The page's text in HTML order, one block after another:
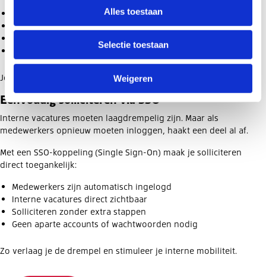
Alles toestaan
Selectie toestaan
Weigeren
Geven medewerkers aan waar hun interesse ligt
Bouw je een overzicht van potentieel binnen je organisatie
Kun je sneller schakelen bij nieuwe kansen
Match je medewerkers proactief met passende functies
Je wacht niet tot iemand solliciteert, maar denkt vooruit.
Eenvoudig solliciteren via SSO
Interne vacatures moeten laagdrempelig zijn. Maar als
medewerkers opnieuw moeten inloggen, haakt een deel al af.
Met een SSO-koppeling (Single Sign-On) maak je solliciteren
direct toegankelijk:
Medewerkers zijn automatisch ingelogd
Interne vacatures direct zichtbaar
Solliciteren zonder extra stappen
Geen aparte accounts of wachtwoorden nodig
Zo verlaag je de drempel en stimuleer je interne mobiliteit.